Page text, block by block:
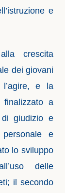
e
crescita
dei giovani
e la
a
di giudizio e
personale e
lo sviluppo
delle
il secondo